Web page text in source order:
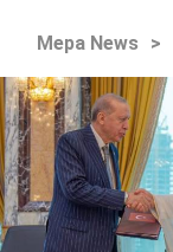
Mepa News >